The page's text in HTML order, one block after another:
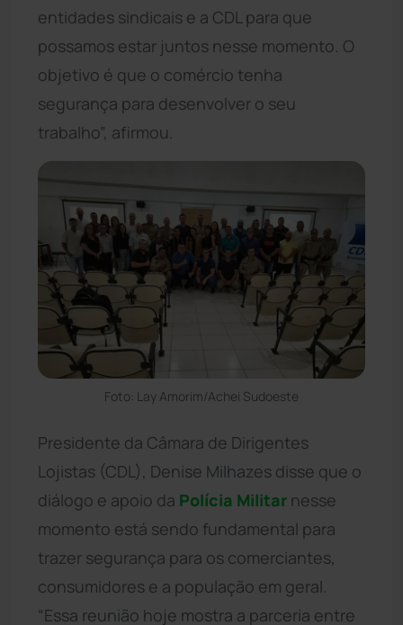
entidades sindicais e a CDL para que
possamos estar juntos nesse momento. O
objetivo é que o comércio tenha
segurança para desenvolver o seu
trabalho”, afirmou.
Foto: Lay Amorim/Achei Sudoeste
Presidente da Câmara de Dirigentes
Lojistas (CDL), Denise Milhazes disse que o
diálogo e apoio da Polícia Militar nesse
momento está sendo fundamental para
trazer segurança para os comerciantes,
consumidores e a população em geral.
“Essa reunião hoje mostra a parceria entre